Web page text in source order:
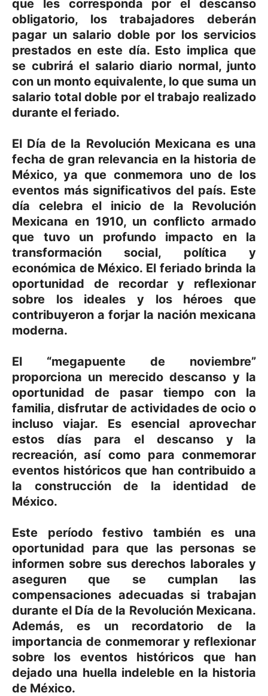
que les corresponda por el descanso
obligatorio, los trabajadores deberán
pagar un salario doble por los servicios
prestados en este día. Esto implica que
se cubrirá el salario diario normal, junto
con un monto equivalente, lo que suma un
salario total doble por el trabajo realizado
durante el feriado.
El Día de la Revolución Mexicana es una
fecha de gran relevancia en la historia de
México, ya que conmemora uno de los
eventos más significativos del país. Este
día celebra el inicio de la Revolución
Mexicana en 1910, un conflicto armado
que tuvo un profundo impacto en la
transformación social, política y
económica de México. El feriado brinda la
oportunidad de recordar y reflexionar
sobre los ideales y los héroes que
contribuyeron a forjar la nación mexicana
moderna.
El “megapuente de noviembre”
proporciona un merecido descanso y la
oportunidad de pasar tiempo con la
familia, disfrutar de actividades de ocio o
incluso viajar. Es esencial aprovechar
estos días para el descanso y la
recreación, así como para conmemorar
eventos históricos que han contribuido a
la construcción de la identidad de
México.
Este período festivo también es una
oportunidad para que las personas se
informen sobre sus derechos laborales y
aseguren que se cumplan las
compensaciones adecuadas si trabajan
durante el Día de la Revolución Mexicana.
Además, es un recordatorio de la
importancia de conmemorar y reflexionar
sobre los eventos históricos que han
dejado una huella indeleble en la historia
de México.